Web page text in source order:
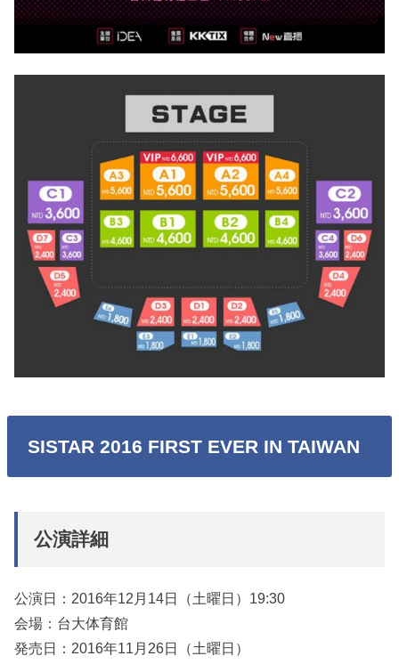
SISTAR 2016 FIRST EVER IN TAIWAN
公演詳細
公演日：2016年12月14日（土曜日）19:30
会場：台大体育館
発売日：2016年11月26日（土曜日）